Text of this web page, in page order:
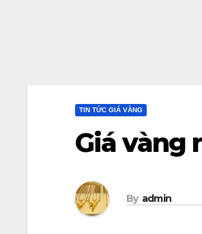
TIN TỨC GIÁ VÀNG
Giá vàng
By admin